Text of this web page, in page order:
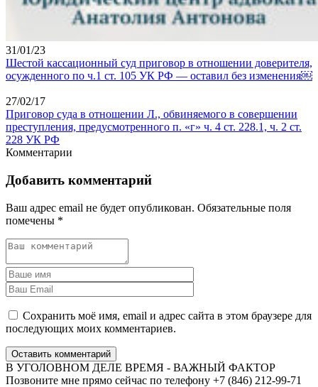
31/01/23
Шестой кассационный суд приговор в отношении доверителя,
осужденного по ч.1 ст. 105 УК РФ — оставил без изменения￼
27/02/17
Приговор суда в отношении Л., обвиняемого в совершении
преступления, предусмотренного п. «г» ч. 4 ст. 228.1, ч. 2 ст.
228 УК РФ
Комментарии
Добавить комментарий
Ваш адрес email не будет опубликован. Обязательные поля
помечены *
Сохранить моё имя, email и адрес сайта в этом браузере для
последующих моих комментариев.
Оставить комментарий
В УГОЛОВНОМ ДЕЛЕ ВРЕМЯ - ВАЖНЫЙ ФАКТОР
Позвоните мне прямо сейчас по телефону +7 (846) 212-99-71